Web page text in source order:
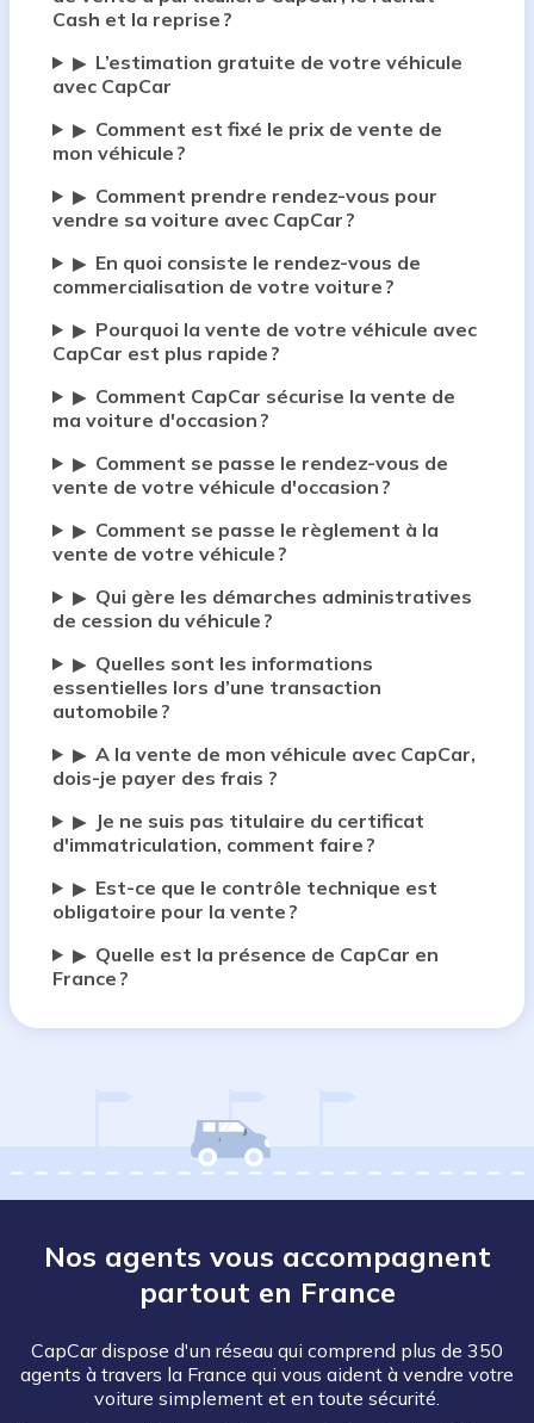
Cash et la reprise ?
▶ L’estimation gratuite de votre véhicule
avec CapCar
▶ Comment est fixé le prix de vente de
mon véhicule ?
▶ Comment prendre rendez-vous pour
vendre sa voiture avec CapCar ?
▶ En quoi consiste le rendez-vous de
commercialisation de votre voiture ?
▶ Pourquoi la vente de votre véhicule avec
CapCar est plus rapide ?
▶ Comment CapCar sécurise la vente de
ma voiture d'occasion ?
▶ Comment se passe le rendez-vous de
vente de votre véhicule d'occasion ?
▶ Comment se passe le règlement à la
vente de votre véhicule ?
▶ Qui gère les démarches administratives
de cession du véhicule ?
▶ Quelles sont les informations
essentielles lors d’une transaction
automobile ?
▶ A la vente de mon véhicule avec CapCar,
dois-je payer des frais ?
▶
Je ne suis pas titulaire du certificat
d'immatriculation, comment faire ?
▶ Est-ce que le contrôle technique est
obligatoire pour la vente ?
▶ Quelle est la présence de CapCar en
France ?
Nos agents vous accompagnent
partout en France
CapCar dispose d'un réseau qui comprend plus de 350
agents à travers la France qui vous aident à vendre votre
voiture simplement et en toute sécurité.